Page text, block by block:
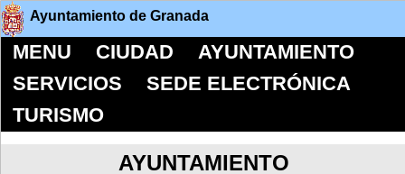
Ayuntamiento de Granada
MENU CIUDAD
AYUNTAMIENTO
SERVICIOS
SEDE ELECTRÓNICA
TURISMO
AYUNTAMIENTO